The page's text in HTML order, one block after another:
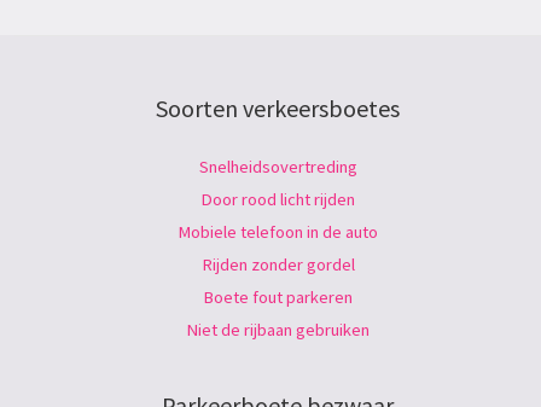
Soorten verkeersboetes
Snelheidsovertreding
Door rood licht rijden
Mobiele telefoon in de auto
Rijden zonder gordel
Boete fout parkeren
Niet de rijbaan gebruiken